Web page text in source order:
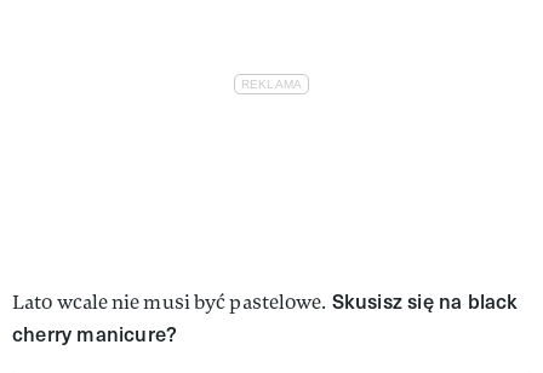
Lato wcale nie musi być pastelowe. Skusisz się na black
cherry manicure?